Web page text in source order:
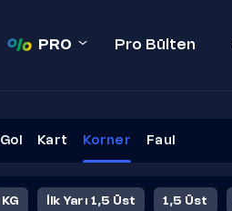
PRO Pro Bülten
Gol Kart Korner Faul
KG İlk Yarı 1,5 Üst 1,5 Üst